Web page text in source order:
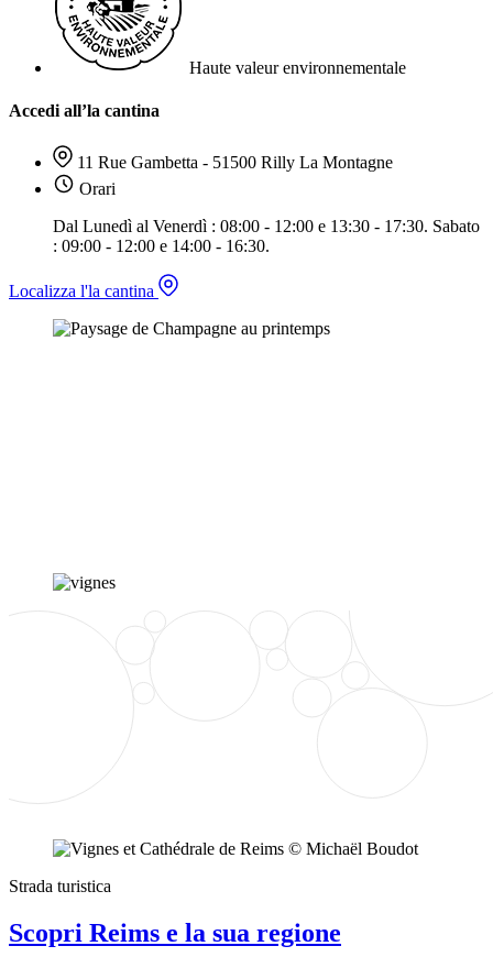
Haute valeur environnementale
Accedi all’la cantina
11 Rue Gambetta - 51500 Rilly La Montagne
Orari
Dal Lunedì al Venerdì : 08:00 - 12:00 e 13:30 - 17:30. Sabato
: 09:00 - 12:00 e 14:00 - 16:30.
Localizza l'la cantina
Strada turistica
Scopri Reims e la sua regione